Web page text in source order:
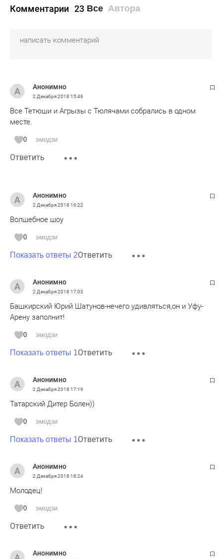
Комментарии 23 Все Автора
Анонимно
2 Декабря 2018 15:46
Все Тетюши и Агрызы с Тюлячами собрались в одном
месте.
0 эмодзи
Ответить
Анонимно
2 Декабря 2018 16:22
Волшебное шоу
0 эмодзи
Показать ответы 2Ответить
Анонимно
2 Декабря 2018 17:03
Башкирский Юрий Шатунов-нечего удивляться,он и Уфу-
Арену заполнит!
0 эмодзи
Показать ответы 1Ответить
Анонимно
2 Декабря 2018 17:19
Татарский Дитер Болен))
0 эмодзи
Показать ответы 1Ответить
Анонимно
2 Декабря 2018 18:24
Молодец!
0 эмодзи
Ответить
Анонимно